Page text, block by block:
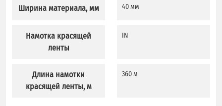
Ширина материала, мм
Намотка красящей
ленты
Длина намотки
красящей ленты, м
40 мм
IN
360 м